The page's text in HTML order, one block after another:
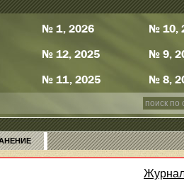
№ 1, 2026
№ 12, 2025
№ 11, 2025
№ 10,
№ 9,
№ 8,